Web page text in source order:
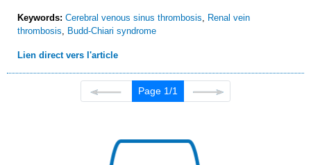
Keywords: Cerebral venous sinus thrombosis
Renal vein
thrombosis
Budd-Chiari syndrome
Lien direct vers l'article
Page 1/1